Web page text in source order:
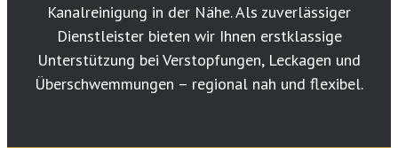
Kanalreinigung in der Nähe. Als zuverlässiger
Dienstleister bieten wir Ihnen erstklassige
Unterstützung bei Verstopfungen, Leckagen und
Überschwemmungen – regional nah und flexibel.